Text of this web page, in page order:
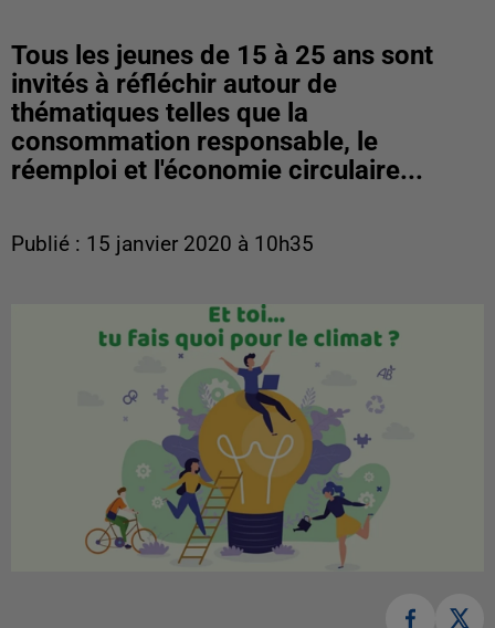
Tous les jeunes de 15 à 25 ans sont
invités à réfléchir autour de
thématiques telles que la
consommation responsable, le
réemploi et l'économie circulaire...
Publié : 15 janvier 2020 à 10h35